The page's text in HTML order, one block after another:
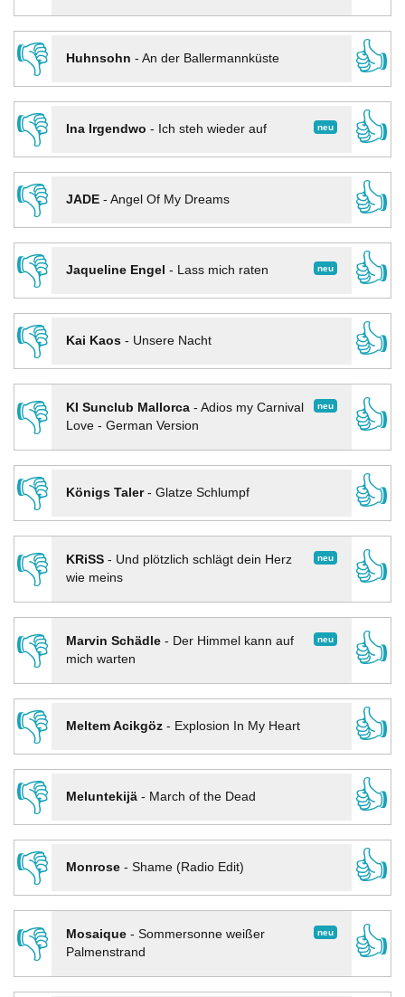
👎
Huhnsohn - An der Ballermannküste
👍
👎
neu
Ina Irgendwo - Ich steh wieder auf
👍
👎
JADE- Angel Of My Dreams
👍
👎
neu
Jaqueline Engel - Lass mich raten
👍
👎
Kai Kaos- Unsere Nacht
👍
👎
neu
KI Sunclub Mallorca- Adios my Carnival
Love - German Version
👍
👎
Königs Taler- Glatze Schlumpf
👍
👎
neu
KRiSS- Und plötzlich schlägt dein Herz
wie meins
👍
👎 neu
Marvin Schädle- Der Himmel kann auf
mich warten
👍
👎
Meltem Acikgöz- Explosion In My Heart
👍
👎
Meluntekijä- March of the Dead
👍
👎
Monrose- Shame (Radio Edit)
👍
👎
neu
Mosaique- Sommersonne weißer
Palmenstrand
👍